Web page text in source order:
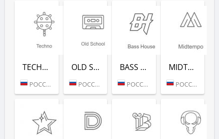
TECHNO (РАДИО РЕКОРД)
РОССИЯ (МОСКВА)
OLD SCHOOL (РАДИО РЕКОРД)
РОССИЯ (МОСКВА)
BASS HOUSE (РАДИО РЕКОРД)
РОССИЯ (МОСКВА)
MIDTEMPO (РАДИО РЕКОРД)
РОССИЯ (МОСКВА)